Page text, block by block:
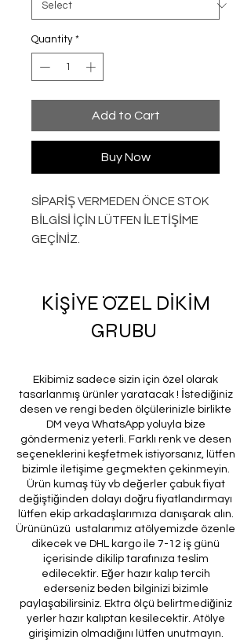
Quantity *
Add to Cart
Buy Now
SİPARİŞ VERMEDEN ÖNCE STOK
BİLGİSİ İÇİN LÜTFEN İLETİŞİME
GEÇİNİZ.
KİŞİYE ÖZEL DİKİM
GRUBU
Ekibimiz sadece sizin için özel olarak
tasarlanmış ürünler yaratacak ! İstediğiniz
desen ve rengi beden ölçülerinizle birlikte
DM veya WhatsApp yoluyla bize
göndermeniz yeterli. Farklı renk ve desen
seçeneklerini keşfetmek istiyorsanız, lütfen
bizimle iletişime geçmekten çekinmeyin.
Ürün kumaş tüy vb değerler çabuk fiyat
değiştiğinden dolayı doğru fiyatlandırmayı
lütfen ekip arkadaşlarımıza danışarak alın.
Ürününüzü ustalarımız atölyemizde özenle
dikecek ve DHL kargo ile 7-12 iş günü
içerisinde dikilip tarafınıza teslim
edilecektir. Eğer hazır kalıp tercih
ederseniz beden bilginizi bizimle
paylaşabilirsiniz. Ektra ölçü belirtmediğiniz
yerler hazır kalıptan kesilecektir. Atölye
girişimizin olmadığını lütfen unutmayın.